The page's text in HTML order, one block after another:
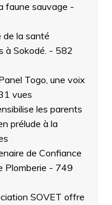
faune sauvage -
de la santé
à Sokodé. - 582
Togo, une voix
vues
les parents
prélude à la
de Confiance
Plomberie - 749
SOVET offre